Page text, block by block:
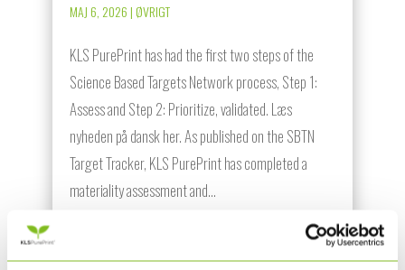
MAJ 6, 2026|ØVRIGT
KLS PurePrint has had the first two steps of the
Science Based Targets Network process, Step 1:
Assess and Step 2: Prioritize, validated. Læs
nyheden på dansk her. As published on the SBTN
Target Tracker, KLS PurePrint has completed a
materiality assessment and...